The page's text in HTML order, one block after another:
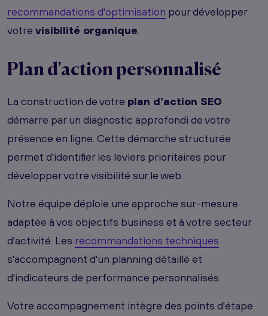
recommandations d'optimisation pour développer
votre visibilité organique.
Plan d'action personnalisé
La construction de votre plan d'action SEO
démarre par un diagnostic approfondi de votre
présence en ligne. Cette démarche structurée
permet d'identifier les leviers prioritaires pour
développer votre visibilité sur le web.
Notre équipe déploie une approche sur-mesure
adaptée à vos objectifs business et à votre secteur
d'activité. Les recommandations techniques
s'accompagnent d'un planning détaillé et
d'indicateurs de performance personnalisés.
Votre accompagnement intègre des points d'étape